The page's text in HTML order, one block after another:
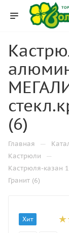
(6)
Главная —
Кастрюли —
Кастрюля-казан
Гранит (6)
Хит